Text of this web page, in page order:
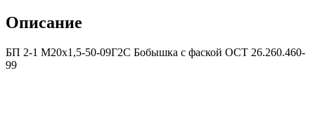
09Г2С
Бобышка
фаской
Описание
БП 2-1 М20х1,5-50-09Г2С Бобышка с фаской ОСТ 26.260.460-
99